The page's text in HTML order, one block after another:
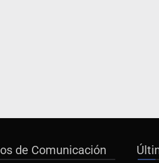
de Comunicación